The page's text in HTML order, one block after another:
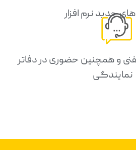
جدید نرم افزار
و همچنین حضوری در دفاتر
نمایندگی